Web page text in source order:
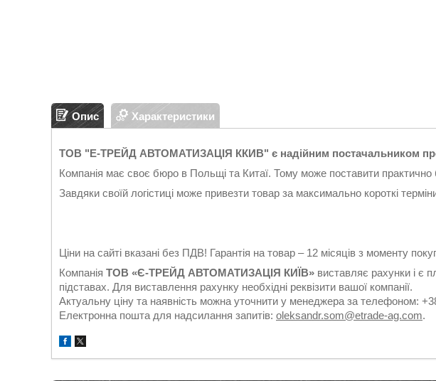
Опис Характеристики
ТОВ "Е-ТРЕЙД АВТОМАТИЗАЦІЯ ККИВ" є надійним постачальником
Компанія має своє бюро в Польщі та Китаї. Тому може поставити
Завдяки своїй логістиці може привезти товар за максимально короткі
Ціни на сайті вказані без ПДВ! Гарантія на товар – 12 місяців з моменту
Компанія ТОВ «Є-ТРЕЙД АВТОМАТИЗАЦІЯ КИЇВ» виставляє рахунки і є
підставах. Для виставлення рахунку необхідні реквізити вашої компанії.
Актуальну ціну та наявність можна уточнити у менеджера за телефоном:
Електронна пошта для надсилання запитів: oleksandr.som@etrade-ag.com.